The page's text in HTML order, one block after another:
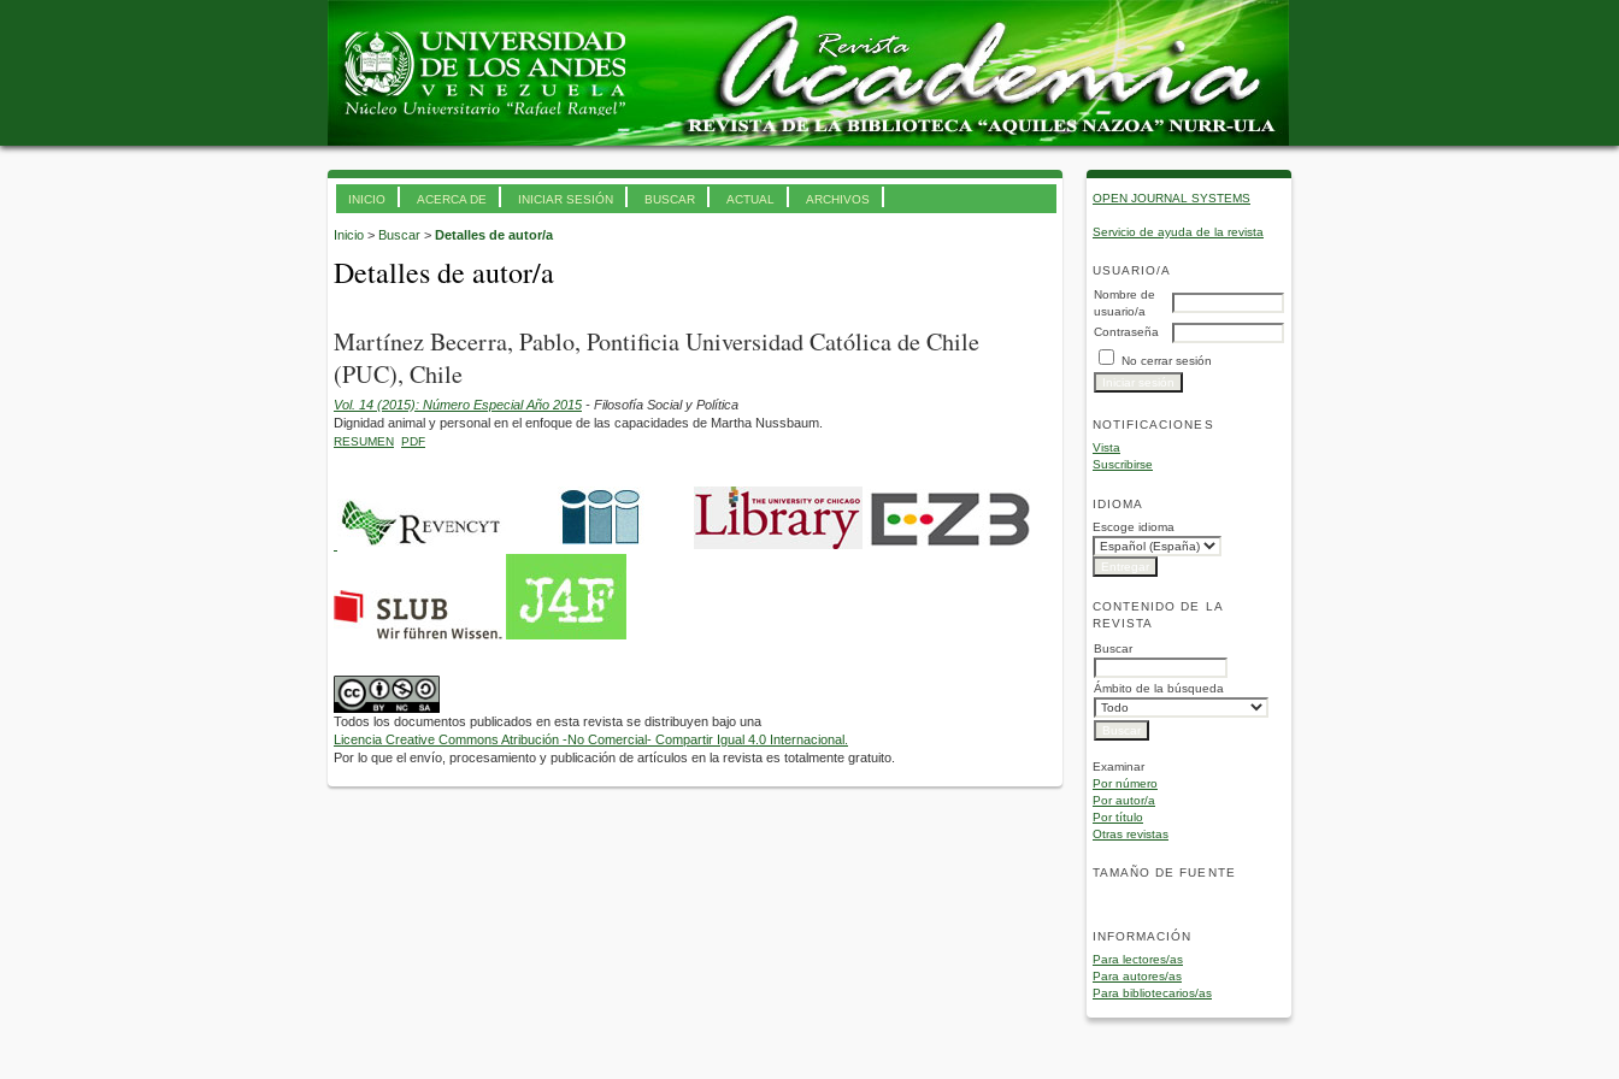
OPEN JOURNAL SYSTEMS
Servicio de ayuda de la revista
USUARIO/A
Nombre de
usuario/a
Contraseña
No cerrar sesión
NOTIFICACIONES
Vista
Suscribirse
IDIOMA
Escoge idioma
CONTENIDO DE LA
REVISTA
Buscar
Ámbito de la búsqueda
Examinar
Por número
Por autor/a
Por título
Otras revistas
TAMAÑO DE FUENTE
INFORMACIÓN
Para lectores/as
Para autores/as
Para bibliotecarios/as
INICIO ACERCA DE INICIAR SESIÓN BUSCAR ACTUAL ARCHIVOS
Inicio > Buscar > Detalles de autor/a
Detalles de autor/a
Martínez Becerra, Pablo, Pontificia Universidad Católica de Chile
(PUC), Chile
Vol. 14 (2015): Número Especial Año 2015 - Filosofía Social y Política
Dignidad animal y personal en el enfoque de las capacidades de Martha Nussbaum.
RESUMEN PDF
Todos los documentos publicados en esta revista se distribuyen bajo una
Licencia Creative Commons Atribución -No Comercial- Compartir Igual 4.0 Internacional.
Por lo que el envío, procesamiento y publicación de artículos en la revista es totalmente gratuito.